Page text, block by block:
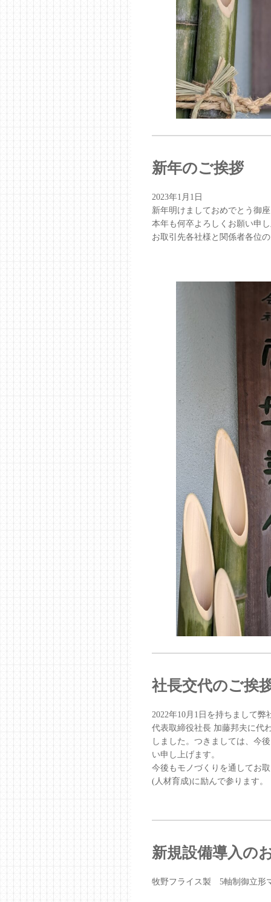
新年のご挨拶
2023年1月1日
新年明けましておめでとう御
本年も何卒よろしくお願い申
お取引先各社様と関係者各位
社長交代のご挨
2022年10月1日を持ちまして
代表取締役社長 加藤邦夫に代
しました。つきましては、今
い申し上げます。
今後もモノづくりを通してお
(人材育成)に励んで参ります。
新規設備導入の
牧野フライス製 5軸制御立形